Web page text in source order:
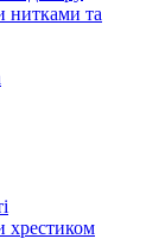
нитками та
хрестиком